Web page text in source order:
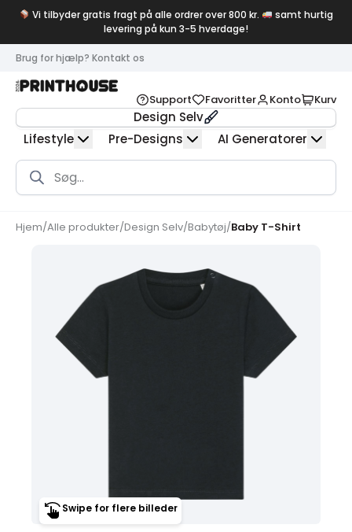
Vi tilbyder gratis fragt på alle ordrer over 800 kr.
samt hurtig
levering på kun 3-5 hverdage!
Brug for hjælp? Kontakt os
Support Favoritter Konto Kurv
Design Selv
Lifestyle
Pre-Designs AI Generatorer
Products
search
Hjem/Alle produkter/Design Selv/Babytøj/Baby T-Shirt
Swipe for flere billeder